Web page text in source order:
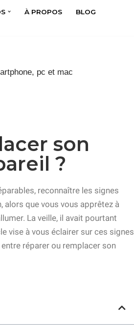
À PROPOS
BLOG
son
?
reconnaître les signes
alors que vous vous apprêtez à
La veille, il avait pourtant
vise à vous éclairer sur ces signes
réparer ou remplacer son